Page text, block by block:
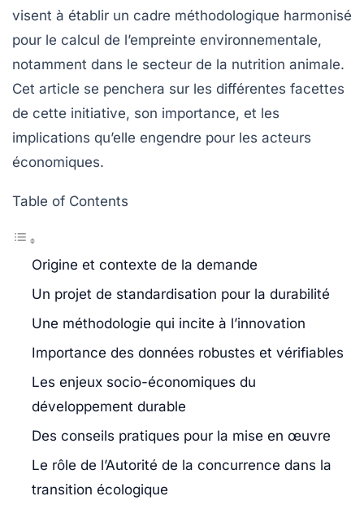
visent à établir un cadre méthodologique harmonisé
pour le calcul de l’empreinte environnementale,
notamment dans le secteur de la nutrition animale.
Cet article se penchera sur les différentes facettes
de cette initiative, son importance, et les
implications qu’elle engendre pour les acteurs
économiques.
Table of Contents
Origine et contexte de la demande
Un projet de standardisation pour la durabilité
Une méthodologie qui incite à l’innovation
Importance des données robustes et vérifiables
Les enjeux socio-économiques du
développement durable
Des conseils pratiques pour la mise en œuvre
Le rôle de l’Autorité de la concurrence dans la
transition écologique